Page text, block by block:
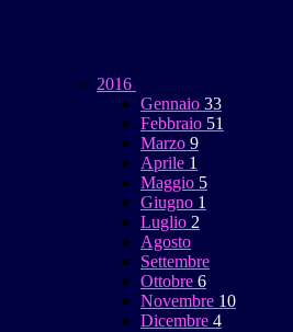
2016
Gennaio 33
Febbraio 51
Marzo 9
Aprile 1
Maggio 5
Giugno 1
Luglio 2
Agosto
Settembre
Ottobre 6
Novembre 10
Dicembre 4